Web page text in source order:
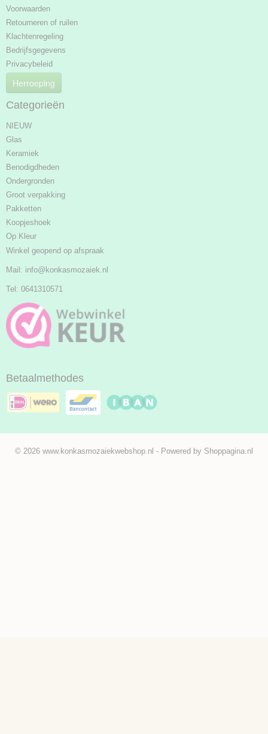
Voorwaarden
Retourneren of ruilen
Klachtenregeling
Bedrijfsgegevens
Privacybeleid
Herroeping
Categorieën
NIEUW
Glas
Keramiek
Benodigdheden
Ondergronden
Groot verpakking
Pakketten
Koopjeshoek
Op Kleur
Winkel geopend op afspraak
Mail: info@konkasmozaiek.nl
Tel: 0641310571
Betaalmethodes
© 2026 www.konkasmozaiekwebshop.nl - Powered by Shoppagina.nl